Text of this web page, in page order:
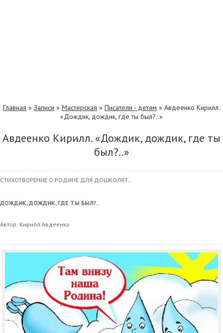
Главная » Записи » Мастерская » Писатели - детям » Авдеенко Кирилл.
«Дождик, дождик, где ты был?..»
Авдеенко Кирилл. «Дождик, дождик, где ты
был?..»
СТИХОТВОРЕНИЕ О РОДИНЕ ДЛЯ ДОШКОЛЯТ.
ДОЖДИК, ДОЖДИК, ГДЕ ТЫ БЫЛ?..
Автор: Кирилл Авдеенко